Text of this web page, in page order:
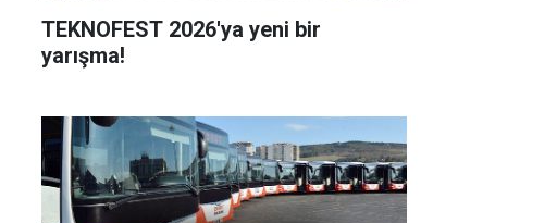
TEKNOFEST 2026'ya yeni bir
yarışma!